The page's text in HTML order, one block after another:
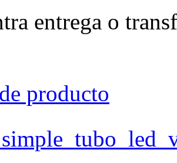
entrega o
producto